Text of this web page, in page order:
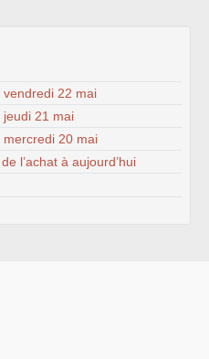
22 mai
21 mai
20 mai
l’achat à aujourd’hui